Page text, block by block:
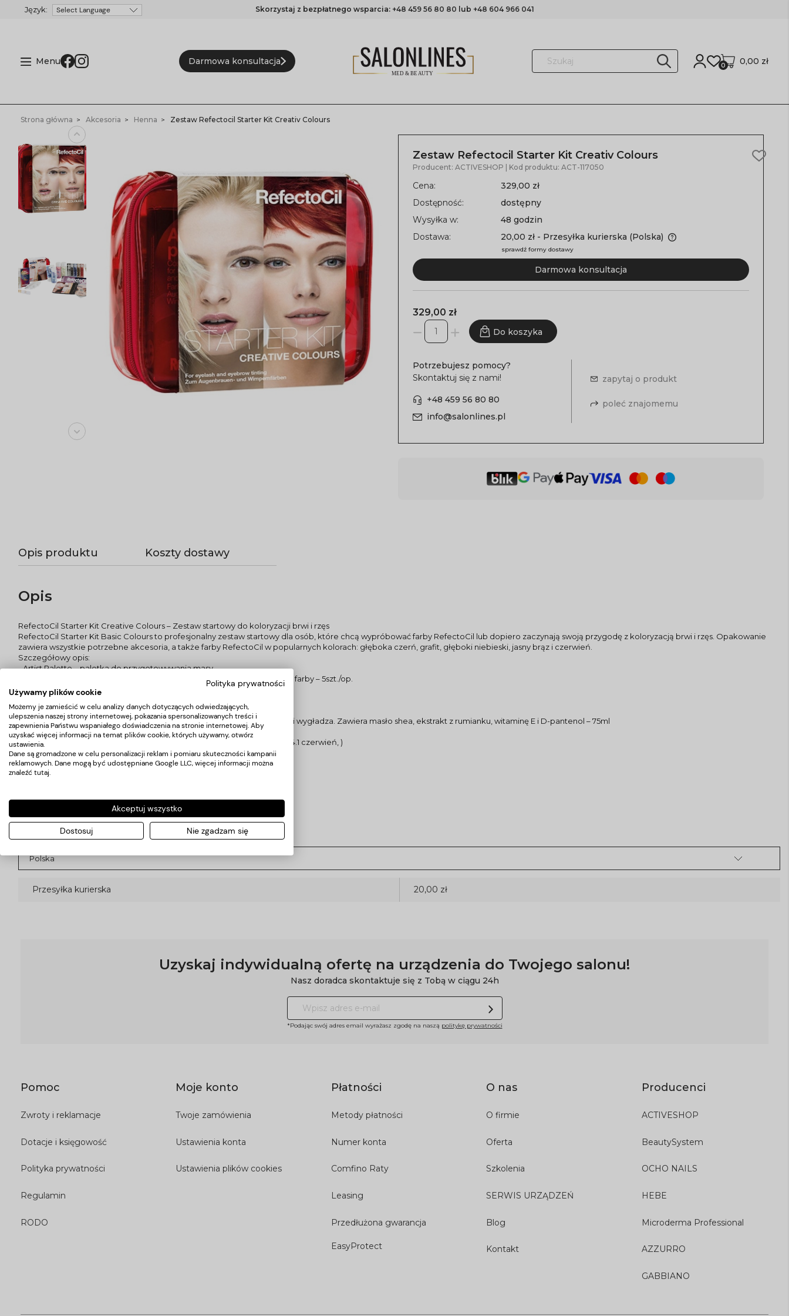
Skorzystaj z bezpłatnego wsparcia: +48 459 56 80 80 lub +48 604 966 041
Menu Darmowa konsultacja 0,00 zł
0
Strona główna Akcesoria Henna Zestaw Refectocil Starter Kit Creativ Colours
Zestaw Refectocil Starter Kit Creativ Colours
Producent:ACTIVESHOP | Kod produktu: ACT-117050
Cena:
329,00 zł
Dostępność:
dostępny
Wysyłka w:
48 godzin
Dostawa:
20,00 zł - Przesyłka kurierska (Polska)
sprawdź formy dostawy
Darmowa konsultacja
329,00 zł
Do koszyka
Potrzebujesz pomocy?
Skontaktuj się z nami!
+48 459 56 80 80
info@salonlines.pl
zapytaj o produkt
poleć znajomemu
Opis produktu Koszty dostawy
Opis
RefectoCil Starter Kit Creative Colours – Zestaw startowy do koloryzacji brwi i rzęs
RefectoCil Starter Kit Basic Colours to profesjonalny zestaw startowy dla osób, które chcą wypróbować farby RefectoCil lub dopiero zaczynają swoją przygodę z koloryzacją brwi i rzęs. Opakowanie
zawiera wszystkie potrzebne akcesoria, a także farby RefectoCil w popularnych kolorach: głęboka czerń, grafit, głęboki niebieski, jasny brąz i czerwień.
Szczegółowy opis:
- Artist Palette – paletka do przygotowywania masy
- Cosmetic brush – pędzelki kosmetyczne soft do mieszania i nakładania farby – 5szt./op.
- Płatki pod oczy extra – 80szt./op.
- Tint Remover – płyn usuwający pozostałości farby ze skóry – 100ml
- Eye make-up remover – delikatny płyn do demakijażu oczu – 100ml
- Skin Protection Cream – chroni skórę przed zabarwieniem. Odżywia ją i wygładza. Zawiera masło shea, ekstrakt z rumianku, witaminę E i D-pantenol – 75ml
- Oxidant 3% – stabilizator w płynie – 50ml
- RefectoCil kolory: (1 czerń, 1.1 grafit, 2.1 głęboko niebieski, 3.1 jasny brąz, 4.1 czerwień, )
dodatkowo w zestawie płyta instruktażowa oraz paleta kolorów
Całość zamknięta w praktycznej i eleganckiej kosmetyczce.
Koszty dostawy
Kraj wysyłki:
Przesyłka kurierska 20,00 zł
Uzyskaj indywidualną ofertę na urządzenia do Twojego salonu!
Nasz doradca skontaktuje się z Tobą w ciągu 24h
*Podając swój adres email wyrażasz zgodę na naszą politykę prywatności
Pomoc
Zwroty i reklamacje
Dotacje i księgowość
Polityka prywatności
Regulamin
RODO
Moje konto
Twoje zamówienia
Ustawienia konta
Ustawienia plików cookies
Płatności
Metody płatności
Numer konta
Comfino Raty
Leasing
Przedłużona gwarancja
EasyProtect
O nas
O firmie
Oferta
Szkolenia
SERWIS URZĄDZEŃ
Blog
Kontakt
Producenci
ACTIVESHOP
BeautySystem
OCHO NAILS
HEBE
Microderma Professional
AZZURRO
GABBIANO
Polityka prywatności
Używamy plików cookie
Możemy je zamieścić w celu analizy danych dotyczących odwiedzających,
ulepszenia naszej strony internetowej, pokazania spersonalizowanych treści i
zapewnienia Państwu wspaniałego doświadczenia na stronie internetowej. Aby
uzyskać więcej informacji na temat plików cookie, których używamy, otwórz
ustawienia.
Dane są gromadzone w celu personalizacji reklam i pomiaru skuteczności kampanii
reklamowych. Dane mogą być udostępniane Google LLC, więcej informacji można
znaleźć tutaj.
Akceptuj wszystko
Dostosuj Nie zgadzam się